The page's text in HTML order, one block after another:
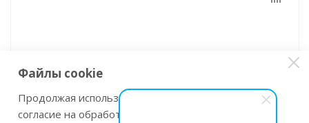
Пылесос аккумуляторный MAKITA VC001GLZ
Мало
Файлы cookie
Продолжая использовать наш сайт Вы даете
согласие на обработку файлов cookie и